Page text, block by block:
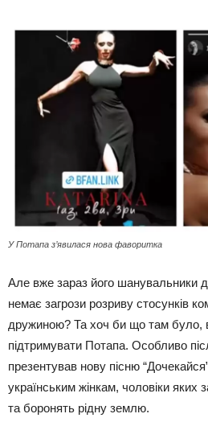
У Потапа зʼявилася нова фаворитка
Але вже зараз його шанувальники
немає загрози розриву стосунків
дружиною? Та хоч би що там було,
підтримувати Потапа. Особливо
презентував нову пісню
українським жінкам, чоловіки яких
та боронять рідну землю.